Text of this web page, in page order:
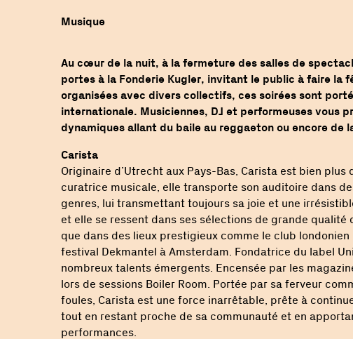
Musique
Au cœur de la nuit, à la fermeture des salles de
portes à la Fonderie Kugler, invitant le public à faire la
organisées avec divers collectifs, ces soirées sont
internationale. Musiciennes, DJ et performeuses vous
dynamiques allant du baile au reggaeton ou encore de
Carista
Originaire d’Utrecht aux Pays-Bas, Carista est bien
curatrice musicale, elle transporte son auditoire dans
genres, lui transmettant toujours sa joie et une
et elle se ressent dans ses sélections de grande
que dans des lieux prestigieux comme le club
festival Dekmantel à Amsterdam. Fondatrice du label
nombreux talents émergents. Encensée par les
lors de sessions Boiler Room. Portée par sa ferveur
foules, Carista est une force inarrêtable, prête à
tout en restant proche de sa communauté et en
performances.